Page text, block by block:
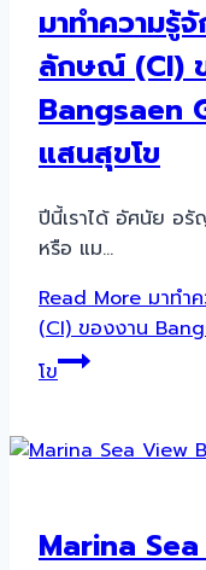
มาทำความ
ลักษณ์ (CI)
Bangsaen
แสนสุขโข
ปีนี้เราได้ อัศนัย อ
หรือ แม…
Read Moreมาทำ
(CI) ของงาน
โข
Marina